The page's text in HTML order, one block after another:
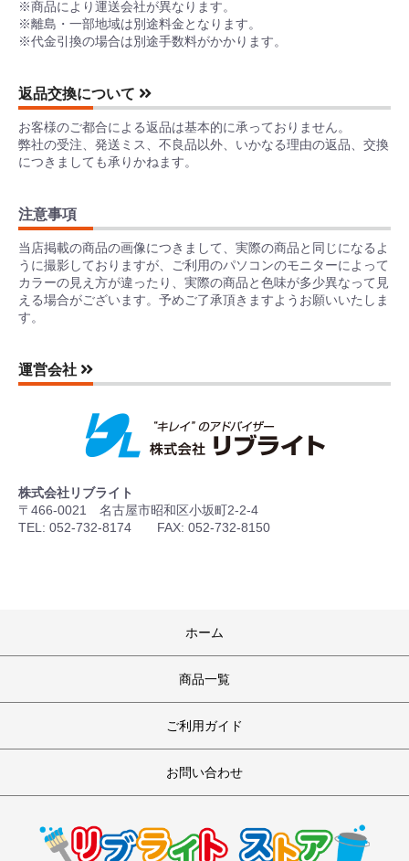
※商品により運送会社が異なります。
※離島・一部地域は別途料金となります。
※代金引換の場合は別途手数料がかかります。
返品交換について
お客様のご都合による返品は基本的に承っておりません。
弊社の受注、発送ミス、不良品以外、いかなる理由の返品、交換
につきましても承りかねます。
注意事項
当店掲載の商品の画像につきまして、実際の商品と同じになるよ
うに撮影しておりますが、ご利用のパソコンのモニターによって
カラーの見え方が違ったり、実際の商品と色味が多少異なって見
える場合がございます。予めご了承頂きますようお願いいたしま
す。
運営会社
株式会社リブライト
〒466-0021 名古屋市昭和区小坂町2-2-4
TEL: 052-732-8174 FAX: 052-732-8150
ホーム
商品一覧
ご利用ガイド
お問い合わせ